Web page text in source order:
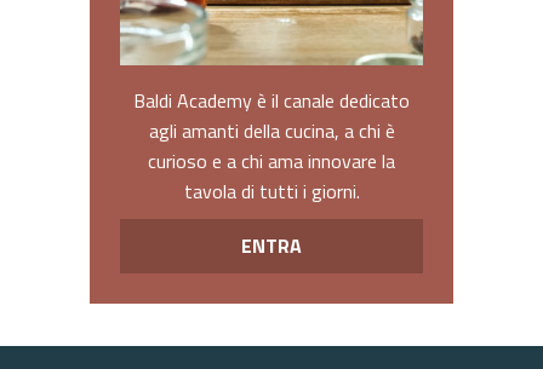
Baldi Academy è il canale dedicato
agli amanti della cucina, a chi è
curioso e a chi ama innovare la
tavola di tutti i giorni.
ENTRA